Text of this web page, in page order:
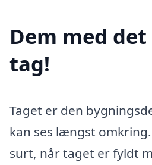
Dem med
tag!
Taget er den
kan ses længst
surt, når taget er fyldt